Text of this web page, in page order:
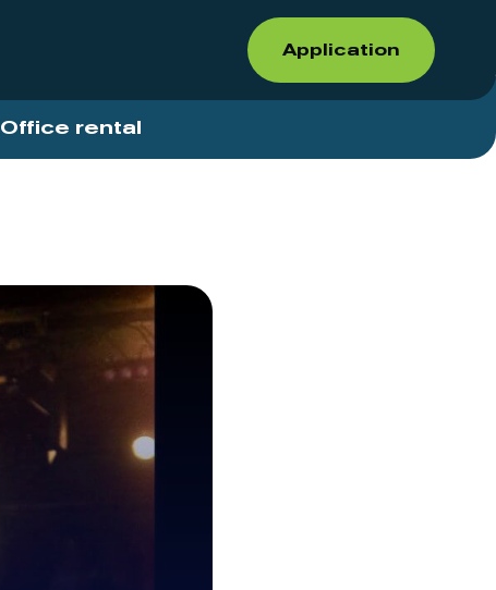
Application
Office rental